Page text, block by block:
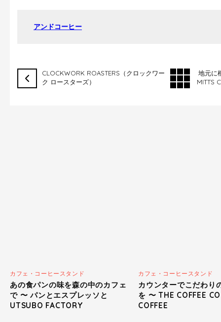
アンドコーヒー
CLOCKWORK ROASTERS（クロックワー
ク ロースターズ）
地元に
MITTS
カフェ・コーヒースタンド
あの食パンの味を森の中のカフェ
で 〜 パンとエスプレッソと
UTSUBO FACTORY
カフェ・コーヒースタンド
カウンターでこだわり
を 〜 THE COFFEE
COFFEE